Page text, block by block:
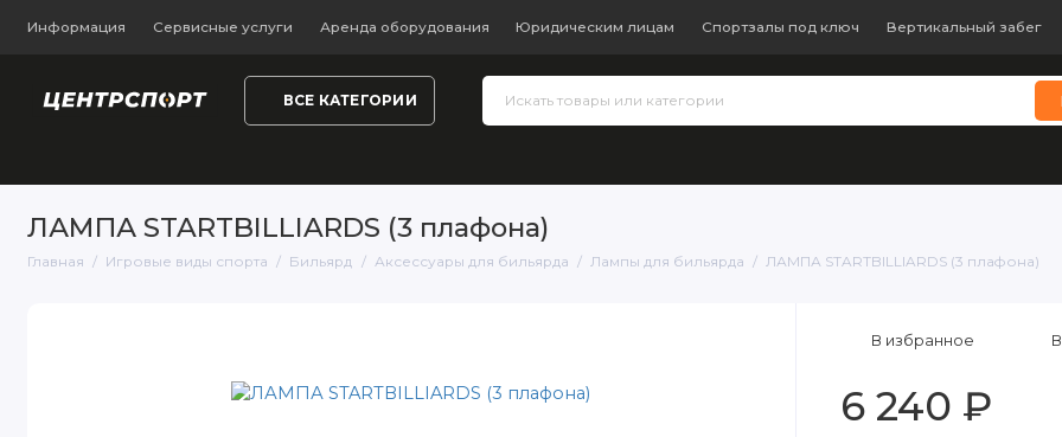
Информация Сервисные услуги Аренда оборудования Юридическим лицам Спортзалы под ключ Вертикальный забег
ВСЕ КАТЕГОРИИ
ЛАМПА STARTBILLIARDS (3 плафона)
Главная Игровые виды спорта Бильярд Аксессуары для бильярда Лампы для бильярда ЛАМПА STARTBILLIARDS (3 плафона)
6 240 ₽
В избранное